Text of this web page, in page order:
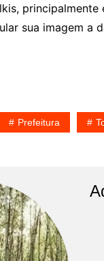
sua imagem a
Prefeitura